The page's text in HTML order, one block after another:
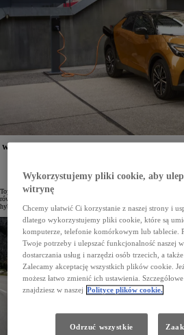
W Europie dostępne są obecnie 3 modele z napędem
Toyota od ponad 25-letnie rozwija technologię hybrydową.
również do opracowywania i produkcji samochodów z
hybrid.
Wykorzystujemy pliki cookie, aby
witrynę
Chcemy ułatwić Ci korzystanie z naszej strony i
dlatego wykorzystujemy pliki cookie, które są
komputerze, telefonie komórkowym lub tablecie.
Twoje potrzeby i ulepszać funkcjonalność naszej
dostarczania usług i narzędzi osób trzecich, a
Zalecamy akceptację wszystkich plików cookie.
możesz łatwo zmienić ich ustawienia.
znajdziesz w naszej Polityce plików cookie.
Odrzuć wszystkie